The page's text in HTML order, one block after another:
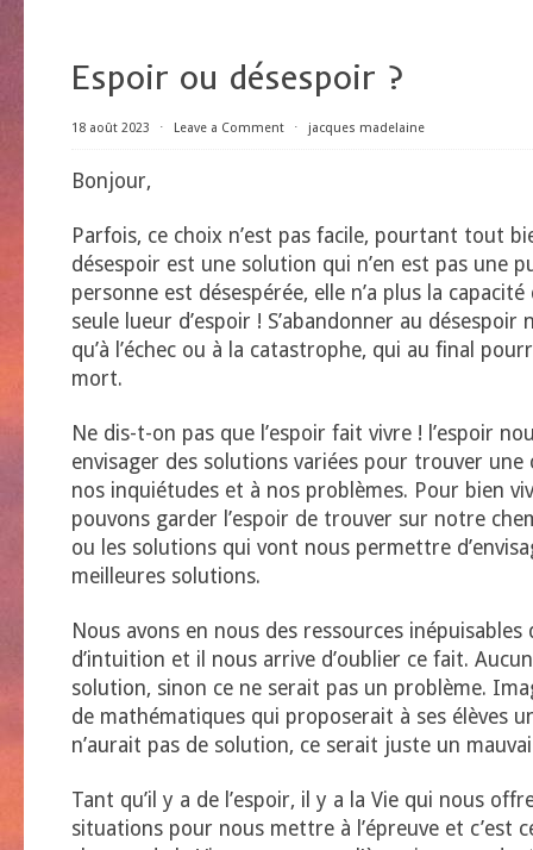
Espoir ou désespoir ?
18 août 2023 ⋅ Leave a Comment ⋅ jacques madelaine
Bonjour,
Parfois, ce choix n’est pas facile, pourtant tout
désespoir est une solution qui n’en est pas une
personne est désespérée, elle n’a plus la capacité
seule lueur d’espoir ! S’abandonner au désespoir
qu’à l’échec ou à la catastrophe, qui au final
mort.
Ne dis-t-on pas que l’espoir fait vivre ! l’espoir
envisager des solutions variées pour trouver une
nos inquiétudes et à nos problèmes. Pour bien
pouvons garder l’espoir de trouver sur notre
ou les solutions qui vont nous permettre
meilleures solutions.
Nous avons en nous des ressources inépuisables
d’intuition et il nous arrive d’oublier ce fait.
solution, sinon ce ne serait pas un problème.
de mathématiques qui proposerait à ses élèves
n’aurait pas de solution, ce serait juste un
Tant qu’il y a de l’espoir, il y a la Vie qui nous
situations pour nous mettre à l’épreuve et c’est